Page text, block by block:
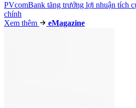
PVcomBank tăng trưởng lợi nhuận tích
chính
Xem thêm
eMagazine